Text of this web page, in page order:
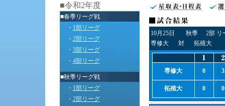
■令和2年度
■春季リーグ戦
・ 1部リーグ
・ 2部リーグ
・ 3部リーグ
・ 4部リーグ
■秋季リーグ戦
・ 1部リーグ
・ 2部リーグ
10月25日 秋季
2部 リ
専修大
対 拓殖大
専修大 0 3
拓殖大 0 0